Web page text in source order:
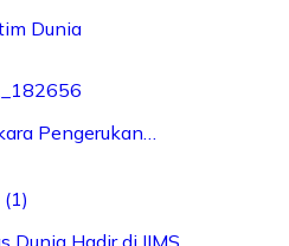
Dunia
Pengerukan…